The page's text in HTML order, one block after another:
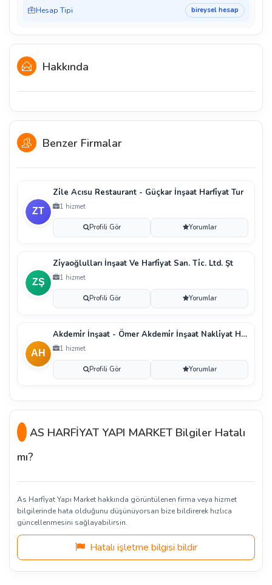
Hesap Tipi bireysel hesap
Hakkında
Benzer Firmalar
Zi̇le Acısu Restaurant - Güçkar İnşaat Harfi̇yat Tur
1 hizmet
Profili Gör Yorumlar
Zi̇yaoğlulları İnşaat Ve Harfi̇yat San. Ti̇c. Ltd. Şt
1 hizmet
Profili Gör Yorumlar
Akdemi̇r İnşaat - Ömer Akdemi̇r İnşaat Nakli̇yat Hafr
1 hizmet
Profili Gör Yorumlar
AS HARFİYAT YAPI MARKET Bilgiler Hatalı
mı?
As Harfi̇yat Yapı Market hakkında görüntülenen firma veya hizmet
bilgilerinde hata olduğunu düşünüyorsan bize bildirerek hızlıca
güncellenmesini sağlayabilirsin.
Hatalı işletme bilgisi bildir